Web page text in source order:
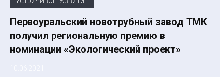
УСТОЙЧИВОЕ РАЗВИТИЕ
Первоуральский новотрубный завод ТМК
получил региональную премию в
номинации «Экологический проект»